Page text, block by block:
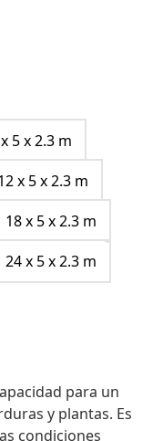
5 x 2.3 m
x 5 x 2.3 m
18 x 5 x 2.3 m
24 x 5 x 2.3 m
para un
y plantas. Es
condiciones